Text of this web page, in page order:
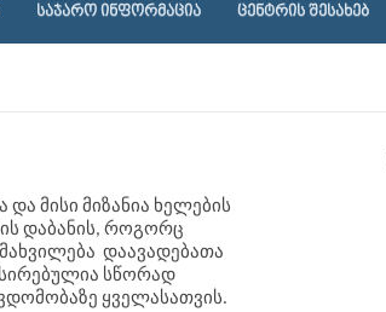
ᲡᲐᲯᲐᲠᲝ ᲘᲜᲤᲝᲠᲛᲐᲪᲘᲐ ᲪᲔᲜᲢᲠᲘᲡ ᲨᲔᲡᲐᲮᲔᲑ
მისი მიზანია ‬ხელების
‬დაბანის, ‬როგორც
‬დაავადებათა
სწორად
ყველასათვის.